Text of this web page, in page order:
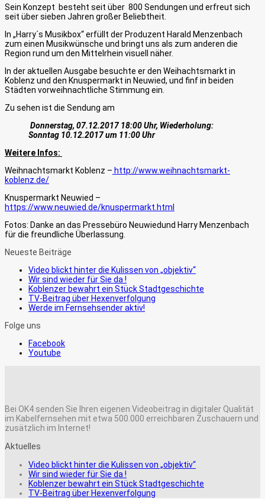
Sein Konzept besteht seit über 800 Sendungen und erfreut sich
seit über sieben Jahren großer Beliebtheit.
In „Harry´s Musikbox“ erfüllt der Produzent Harald Menzenbach
zum einen Musikwünsche und bringt uns als zum anderen die
Region rund um den Mittelrhein visuell näher.
In der aktuellen Ausgabe besuchte er den Weihachtsmarkt in
Koblenz und den Knuspermarkt in Neuwied, und finf in beiden
Städten vorweihnachtliche Stimmung ein.
Zu sehen ist die Sendung am
Donnerstag, 07.12.2017 18:00 Uhr, Wiederholung:
Sonntag 10.12.2017 um 11:00 Uhr
Weitere Infos:
Weihnachtsmarkt Koblenz – http://www.weihnachtsmarkt-
koblenz.de/
Knuspermarkt Neuwied –
https://www.neuwied.de/knuspermarkt.html
Fotos: Danke an das Pressebüro Neuwiedund Harry Menzenbach
für die freundliche Überlassung.
Neueste Beiträge
Video blickt hinter die Kulissen von „objektiv“
Wir sind wieder für Sie da !
Koblenzer bewahrt ein Stück Stadtgeschichte
TV-Beitrag über Hexenverfolgung
Werde im Fernsehsender aktiv!
Folge uns
Facebook
Youtube
Bei OK4 senden Sie Ihren eigenen Videobeitrag in digitaler Qualität
im Kabelfernsehen mit etwa 500.000 erreichbaren Zuschauern und
zusätzlich im Internet!
Aktuelles
Video blickt hinter die Kulissen von „objektiv“
Wir sind wieder für Sie da !
Koblenzer bewahrt ein Stück Stadtgeschichte
TV-Beitrag über Hexenverfolgung